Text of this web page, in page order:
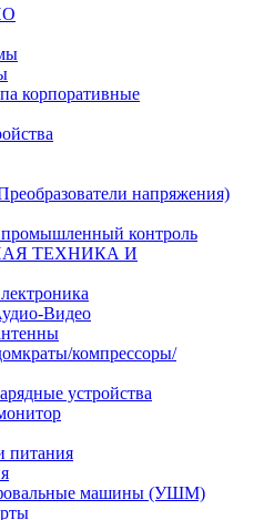
корпоративные
напряжения)
контроль
ТЕХНИКА И
Видео
компрессоры/
устройства
питания
машины (УШМ)